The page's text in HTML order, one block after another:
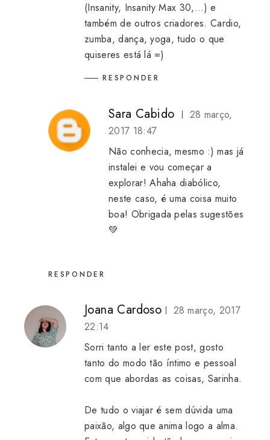
(Insanity, Insanity Max 30,...) e
também de outros criadores. Cardio,
zumba, dança, yoga, tudo o que
quiseres está lá =)
RESPONDER
Sara Cabido
28 março,
2017 18:47
Não conhecia, mesmo :) mas já
instalei e vou começar a
explorar! Ahaha diabólico,
neste caso, é uma coisa muito
boa! Obrigada pelas sugestões
💚
RESPONDER
Joana Cardoso
28 março, 2017
22:14
Sorri tanto a ler este post, gosto
tanto do modo tão íntimo e pessoal
com que abordas as coisas, Sarinha.
De tudo o viajar é sem dúvida uma
paixão, algo que anima logo a alma.